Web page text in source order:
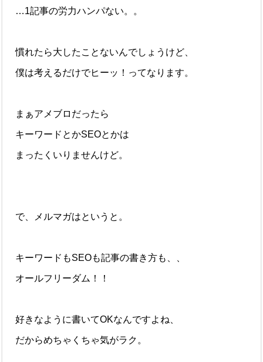
…1記事の労力ハンパない。。
慣れたら大したことないんでしょうけど、
僕は考えるだけでヒーッ！ってなります。
まぁアメブロだったら
キーワードとかSEOとかは
まったくいりませんけど。
で、メルマガはというと。
キーワードもSEOも記事の書き方も、、
オールフリーダム！！
好きなように書いてOKなんですよね、
だからめちゃくちゃ気がラク。